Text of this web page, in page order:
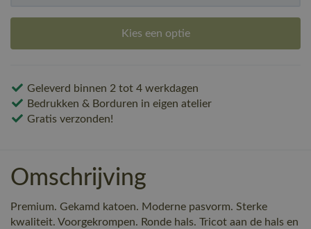
Kies een optie
Geleverd binnen 2 tot 4 werkdagen
Bedrukken & Borduren in eigen atelier
Gratis verzonden!
Omschrijving
Premium. Gekamd katoen. Moderne pasvorm. Sterke
kwaliteit. Voorgekrompen. Ronde hals. Tricot aan de hals en